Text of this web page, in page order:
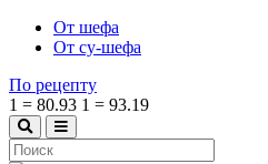
От шефа
От су-шефа
По рецепту
1 = 80.93 1 = 93.19